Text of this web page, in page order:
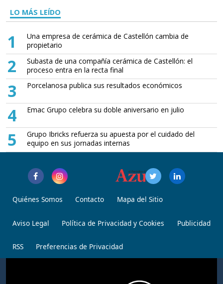
LO MÁS LEÍDO
1
Una empresa de cerámica de Castellón cambia de
propietario
2
Subasta de una compañía cerámica de Castellón: el
proceso entra en la recta final
3 Porcelanosa publica sus resultados económicos
4 Emac Grupo celebra su doble aniversario en julio
5
Grupo Ibricks refuerza su apuesta por el cuidado del
equipo en sus jornadas internas
Quiénes Somos Contacto Mapa del Sitio
Aviso Legal Política de Privacidad y Cookies Publicidad
RSS Preferencias de Privacidad